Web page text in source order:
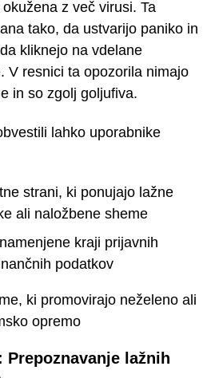
z več virusi. Ta
tako, da ustvarijo paniko in
kliknejo na vdelane
V resnici ta opozorila nimajo
in so zgolj goljufiva.
lahko uporabnike
strani, ki ponujajo lažne
ali naložbene sheme
kraji prijavnih
podatkov
ki promovirajo neželeno ali
opremo
lažnih